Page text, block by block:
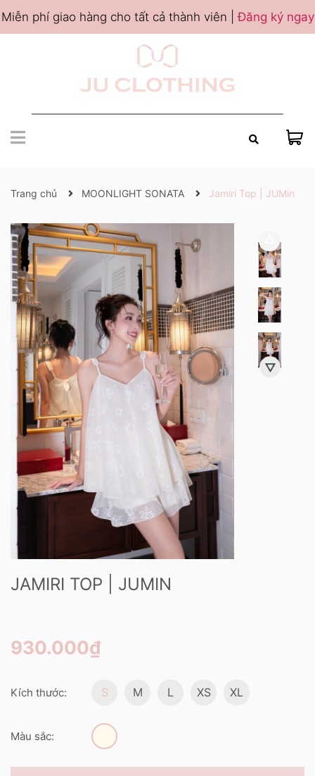
Miễn phí giao hàng cho tất cả thành viên |Đăng ký ngay
Trang chủ MOONLIGHT SONATA Jamiri Top | JUMin
JAMIRI TOP | JUMIN
930.000₫
Kích thước: S M L XS XL
Màu sắc: